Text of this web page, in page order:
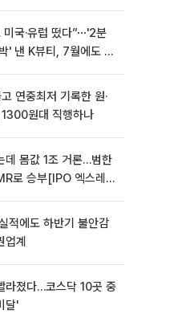
미국·유럽 떴다”⋯'2분
' 낸 K뷰티, 7월에도 질
연중최저 기록한 원·
원대 직행하나
데 몸값 1조 거론…범한
로 승부[IPO 엑스레
적에도 하반기 불안감
업계
라졌다…코스닥 10곳 중
달'